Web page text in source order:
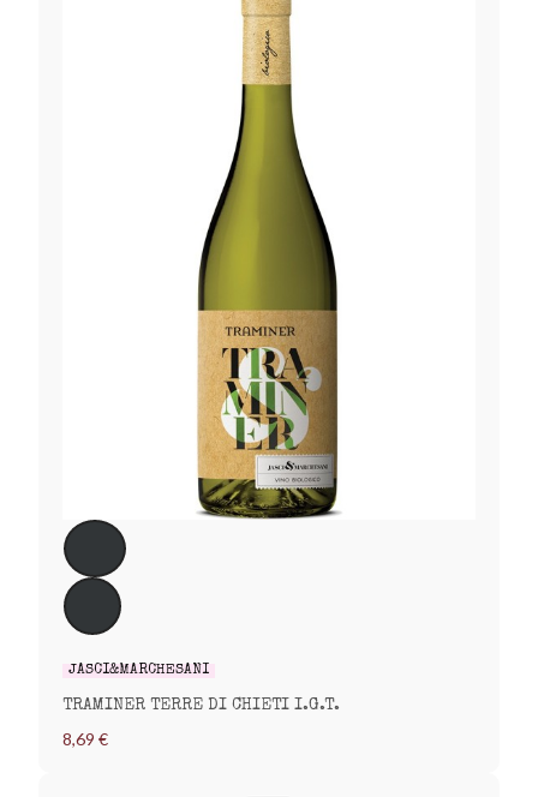
JASCI&MARCHESANI
TRAMINER TERRE DI CHIETI I.G.T.
8,69 €